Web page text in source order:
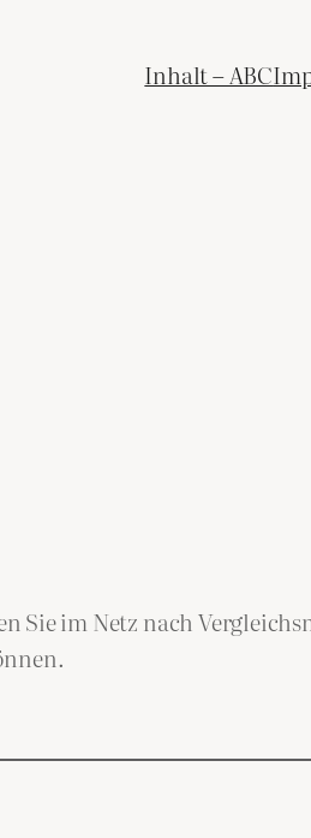
Inhalt – ABC
Sie im Netz nach